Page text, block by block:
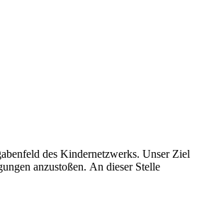
des Kindernetzwerks. Unser Ziel
anzustoßen. An dieser Stelle